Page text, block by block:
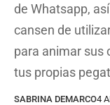
de Whatsapp,
cansen de
para animar sus
tus propias
SABRINA DEMARCO4